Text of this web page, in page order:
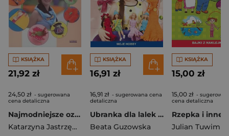
KSIĄŻKA
21,92 zł
24,50 zł - sugerowana
cena detaliczna
Najmodniejsze ozdoby dla nastolatek Zrób to sama
Katarzyna Jastrzębska
KSIĄŻKA
16,91 zł
16,91 zł - sugerowana cena
detaliczna
Ubranka dla lalek Szydełko Moje hobby
Beata Guzowska
KSIĄŻKA
15,00 zł
15,00 zł -
cena detaliczna
Julian Tuwim